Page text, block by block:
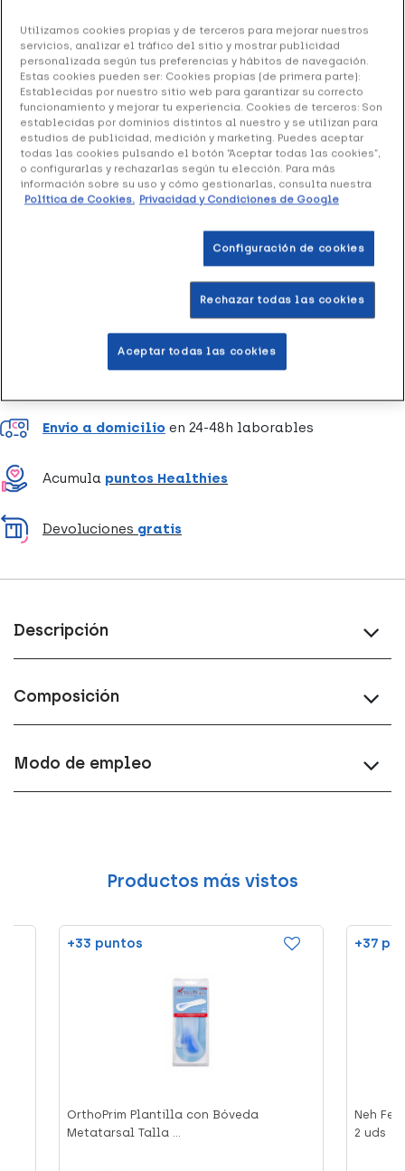
OrthoPrim Plantilla Doble Confort Talla S, 1 Par
24.38 €
+ 49 puntos Healthies
OrthoPrim Plantilla Doble Confort Talla Sayuda a aliviar
molestias en los talones a la hora de caminar o correr.
Formato de 1 par de la talla S. Ref. P451.
Envío a domicilio en 24-48h laborables
Acumula puntos Healthies
Devoluciones gratis
Descripción
Composición
Modo de empleo
Productos más vistos
+33 puntos
OrthoPrim Plantilla con Bóveda
Metatarsal Talla ...
+37
Neh
2 uds
Utilizamos cookies propias y de terceros para mejorar nuestros
servicios, analizar el tráfico del sitio y mostrar publicidad
personalizada según tus preferencias y hábitos de navegación.
Estas cookies pueden ser: Cookies propias (de primera parte):
Establecidas por nuestro sitio web para garantizar su correcto
funcionamiento y mejorar tu experiencia. Cookies de terceros: Son
establecidas por dominios distintos al nuestro y se utilizan para
estudios de publicidad, medición y marketing. Puedes aceptar
todas las cookies pulsando el botón “Aceptar todas las cookies”,
o configurarlas y rechazarlas según tu elección. Para más
información sobre su uso y cómo gestionarlas, consulta nuestra
Política de Cookies. Privacidad y Condiciones de Google
Configuración de cookies
Rechazar todas las cookies
Aceptar todas las cookies